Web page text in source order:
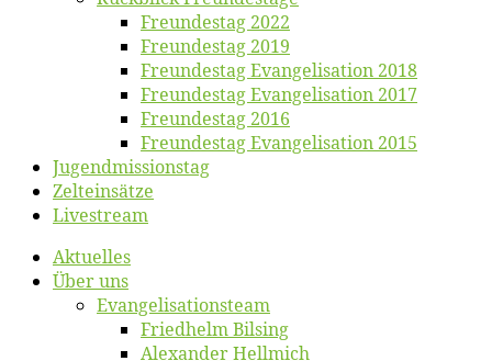
Freun­des­tag 2022
Freun­des­tag 2019
Freun­des­tag Evan­ge­li­sa­ti­on 2018
Freun­des­tag Evan­ge­li­sa­ti­on 2017
Freun­des­tag 2016
Freun­des­tag Evan­ge­li­sa­ti­on 2015
Jugend­mis­sions­tag
Zelt­ein­sät­ze
Live­stream
Ak­tu­el­les
Über uns
Evangelisa­tions­team
Fried­helm Bilsing
Alex­an­der Hellmich